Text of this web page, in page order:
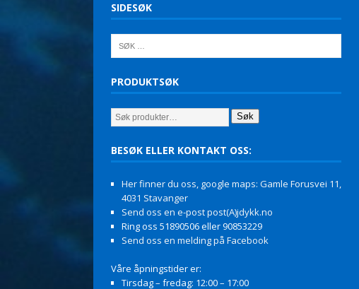
SIDESØK
PRODUKTSØK
Søk
BESØK ELLER KONTAKT OSS:
Her finner du oss, google maps: Gamle Forusvei 11,
4031 Stavanger
Send oss en e-post post(A)jdykk.no
Ring oss 51890506 eller 90853229
Send oss en melding på Facebook
Våre åpningstider er:
Tirsdag – fredag: 12:00 – 17:00